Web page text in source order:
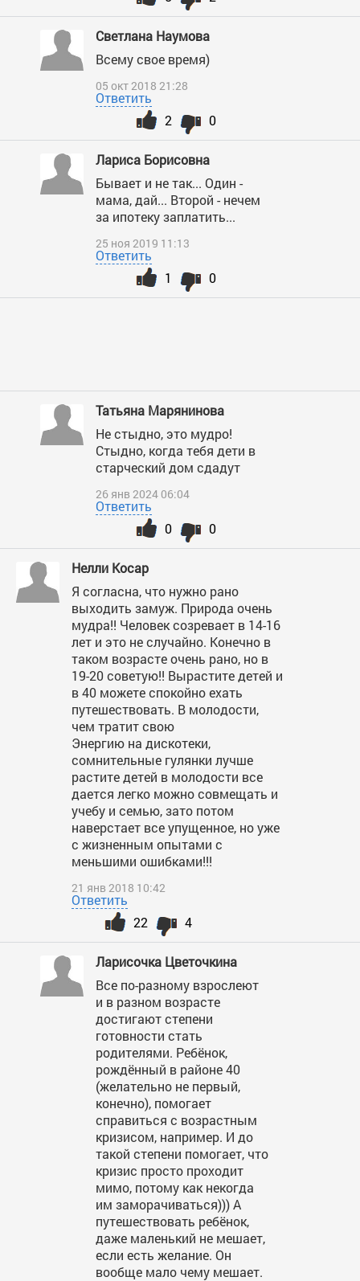
Светлана Наумова
Всему свое время)
05 окт 2018 21:28
Ответить
0
2
Лариса Борисовна
Бывает и не так... Один -
мама, дай... Второй - нечем
за ипотеку заплатить...
25 ноя 2019 11:13
Ответить
0
1
Татьяна Марянинова
Не стыдно, это мудро!
Стыдно, когда тебя дети в
старческий дом сдадут
26 янв 2024 06:04
Ответить
0
0
Нелли Косар
Я согласна, что нужно рано
выходить замуж. Природа очень
мудра!! Человек созревает в 14-16
лет и это не случайно. Конечно в
таком возрасте очень рано, но в
19-20 советую!! Вырастите детей и
в 40 можете спокойно ехать
путешествовать. В молодости,
чем тратит свою
Энергию на дискотеки,
сомнительные гулянки лучше
растите детей в молодости все
дается легко можно совмещать и
учебу и семью, зато потом
наверстает все упущенное, но уже
с жизненным опытами с
меньшими ошибками!!!
21 янв 2018 10:42
Ответить
4
22
Ларисочка Цветочкина
Все по-разному взрослеют
и в разном возрасте
достигают степени
готовности стать
родителями. Ребёнок,
рождённый в районе 40
(желательно не первый,
конечно), помогает
справиться с возрастным
кризисом, например. И до
такой степени помогает, что
кризис просто проходит
мимо, потому как некогда
им заморачиваться))) А
путешествовать ребёнок,
даже маленький не мешает,
если есть желание. Он
вообще мало чему мешает.